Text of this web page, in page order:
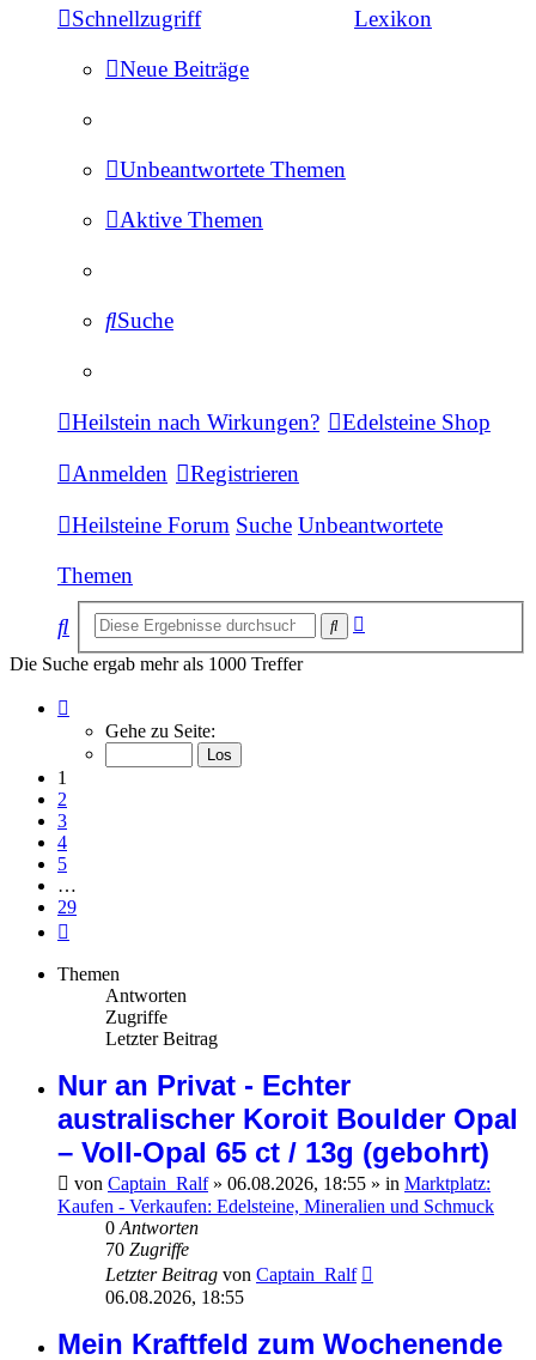
Schnellzugriff
Neue Beiträge
Unbeantwortete Themen
Aktive Themen
Suche
Lexikon
Heilstein nach Wirkungen? Edelsteine Shop
Anmelden Registrieren
Heilsteine Forum Suche Unbeantwortete
Themen
Suche
Suche
Die Suche ergab mehr als 1000 Treffer
von
Gehe zu Seite:
1
2
3
4
5
…
29
Themen
Antworten
Zugriffe
Letzter Beitrag
Nur an Privat - Echter
australischer Koroit Boulder Opal
– Voll-Opal 65 ct / 13g (gebohrt)
von Captain_Ralf» 06.08.2026, 18:55 » in Marktplatz:
Kaufen - Verkaufen: Edelsteine, Mineralien und Schmuck
0 Antworten
70 Zugriffe
Letzter Beitrag von Captain_Ralf
06.08.2026, 18:55
Mein Kraftfeld zum Wochenende